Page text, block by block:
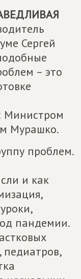
Сергей
– это
Министром
Мурашко.
проблем.
и как
пандемии.
педиатров,